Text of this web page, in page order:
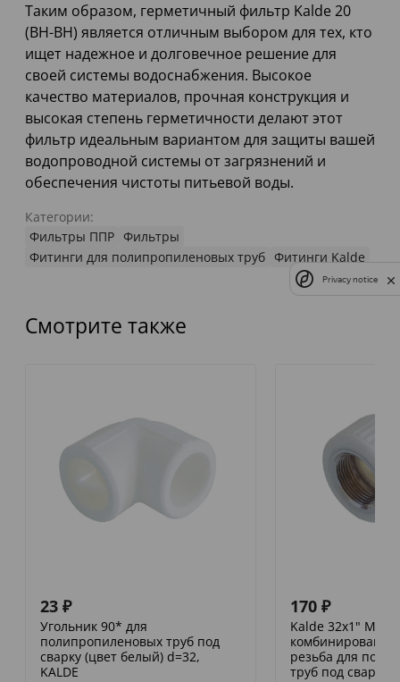
Таким образом, герметичный фильтр Kalde 20
(ВН-ВН) является отличным выбором для тех, кто
ищет надежное и долговечное решение для
своей системы водоснабжения. Высокое
качество материалов, прочная конструкция и
высокая степень герметичности делают этот
фильтр идеальным вариантом для защиты вашей
водопроводной системы от загрязнений и
обеспечения чистоты питьевой воды.
Категории:
Фильтры ППР Фильтры
Фитинги для полипропиленовых труб Фитинги Kalde
Смотрите также
23 ₽
Угольник 90* для
полипропиленовых труб под
сварку (цвет белый) d=32,
KALDE
170 ₽
Kalde 32х1"
резьба для
труб под сварку
Privacy notice